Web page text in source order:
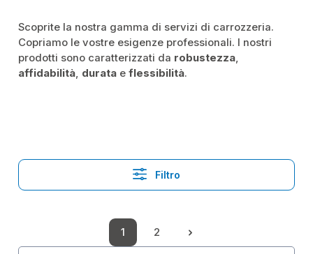
Scoprite la nostra gamma di servizi di carrozzeria.
Copriamo le vostre esigenze professionali. I nostri
prodotti sono caratterizzati da robustezza,
affidabilità, durata eflessibilità.
Filtro
Pagina
1
Pagina
2